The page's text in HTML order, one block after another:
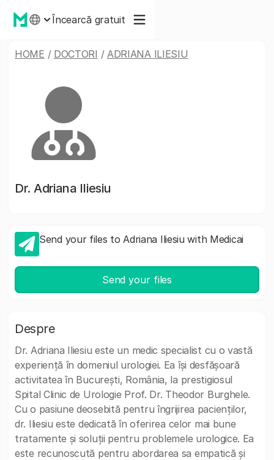
Încearcă gratuit
HOME / DOCTORI / ADRIANA ILIESIU
Dr. Adriana Iliesiu
Send your files to Adriana Iliesiu with Medicai
Send your files
Despre
Dr. Adriana Iliesiu este un medic specialist cu o vastă
experiență în domeniul urologiei. Ea își desfășoară
activitatea în București, România, la prestigiosul
Spital Clinic de Urologie Prof. Dr. Theodor Burghele.
Cu o pasiune deosebită pentru îngrijirea pacienților,
dr. Iliesiu este dedicată în oferirea celor mai bune
tratamente și soluții pentru problemele urologice. Ea
este recunoscută pentru abordarea sa empatică și